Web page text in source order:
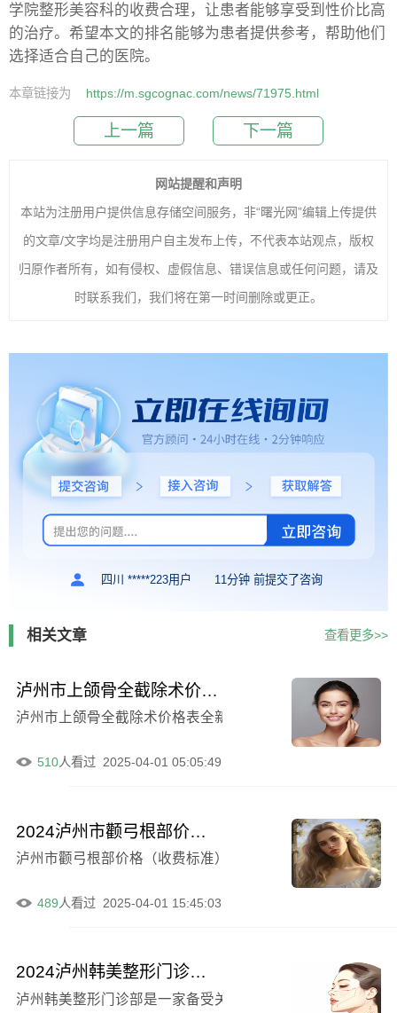
学院整形美容科的收费合理，让患者能够享受到性价比高
的治疗。希望本文的排名能够为患者提供参考，帮助他们
选择适合自己的医院。
本章链接为 https://m.sgcognac.com/news/71975.html
上一篇 下一篇
网站提醒和声明
本站为注册用户提供信息存储空间服务，非“曙光网”编辑上传提供
的文章/文字均是注册用户自主发布上传，不代表本站观点，版权
归原作者所有，如有侵权、虚假信息、错误信息或任何问题，请及
时联系我们，我们将在第一时间删除或更正。
四川 *****223用户 11分钟 前提交了咨询
相关文章 查看更多>>
泸州市上颌骨全截除术价格表全新出炉，一般要多少钱呢？
泸州市上颌骨全截除术价格表全新揭晓-泸州市上颌骨全截
2025-04-01 05:05:49
510人看过
2024泸州市颧弓根部价格收费标准全曝光！均价：20245元
泸州市颧弓根部价格（收费标准）于2024年全面曝光（颧
2025-04-01 15:45:03
489人看过
2024泸州韩美整形门诊部费用明细一览，黄素华医生简介